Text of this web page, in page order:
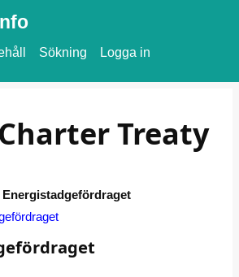
Sökning Logga in
Treaty